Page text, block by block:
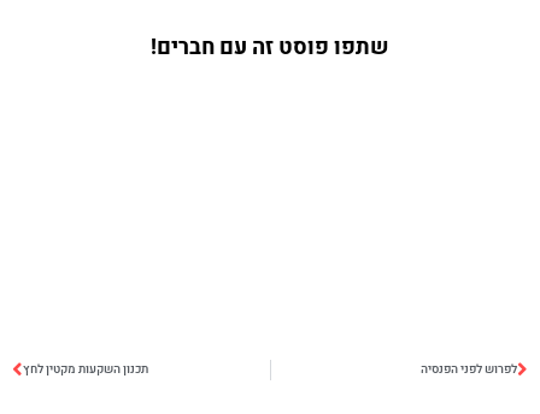
שתפו פוסט זה עם חברים!
לפרוש לפני הפנסיה תכנון השקעות מקטין לחץ